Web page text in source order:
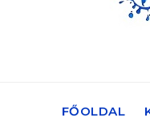
FŐOLDAL